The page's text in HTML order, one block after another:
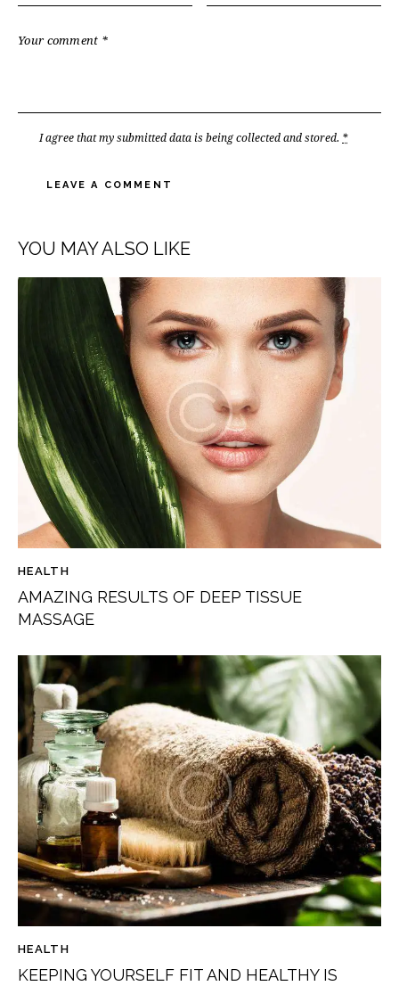
I agree that my submitted data is beingcollected and stored. *
YOU MAY ALSO LIKE
HEALTH
AMAZING RESULTS OF DEEP TISSUE
MASSAGE
HEALTH
KEEPING YOURSELF FIT AND HEALTHY IS